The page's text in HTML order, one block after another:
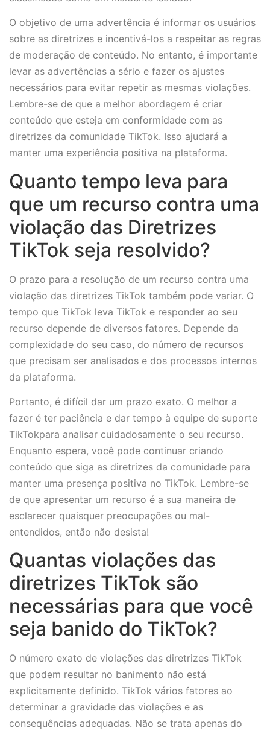
O objetivo de uma advertência é informar os usuários
sobre as diretrizes e incentivá-los a respeitar as regras
de moderação de conteúdo. No entanto, é importante
levar as advertências a sério e fazer os ajustes
necessários para evitar repetir as mesmas violações.
Lembre-se de que a melhor abordagem é criar
conteúdo que esteja em conformidade com as
diretrizes da comunidade TikTok. Isso ajudará a
manter uma experiência positiva na plataforma.
Quanto tempo leva para
que um recurso contra uma
violação das Diretrizes
TikTok seja resolvido?
O prazo para a resolução de um recurso contra uma
violação das diretrizes TikTok também pode variar. O
tempo que TikTok leva TikTok e responder ao seu
recurso depende de diversos fatores. Depende da
complexidade do seu caso, do número de recursos
que precisam ser analisados e dos processos internos
da plataforma.
Portanto, é difícil dar um prazo exato. O melhor a
fazer é ter paciência e dar tempo à equipe de suporte
TikTokpara analisar cuidadosamente o seu recurso.
Enquanto espera, você pode continuar criando
conteúdo que siga as diretrizes da comunidade para
manter uma presença positiva no TikTok. Lembre-se
de que apresentar um recurso é a sua maneira de
esclarecer quaisquer preocupações ou mal-
entendidos, então não desista!
Quantas violações das
diretrizes TikTok são
necessárias para que você
seja banido do TikTok?
O número exato de violações das diretrizes TikTok
que podem resultar no banimento não está
explicitamente definido. TikTok vários fatores ao
determinar a gravidade das violações e as
consequências adequadas. Não se trata apenas do